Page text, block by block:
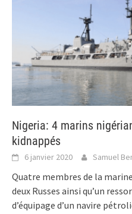
Nigeria: 4 marins
kidnappés
6 janvier 2020 Samuel
Quatre membres de la
deux Russes ainsi qu’un
d’équipage d’un navire